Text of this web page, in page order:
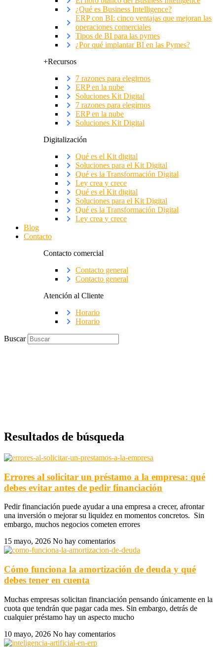
¿Qué es Business Intelligence?
ERP con BI: cinco ventajas que mejoran las
operaciones comerciales
Tipos de BI para las pymes
¿Por qué implantar BI en las Pymes?
+Recursos
7 razones para elegirnos
ERP en la nube
Soluciones Kit Digital
7 razones para elegirnos
ERP en la nube
Soluciones Kit Digital
Digitalización
Qué es el Kit digital
Soluciones para el Kit Digital
Qué es la Transformación Digital
Ley crea y crece
Qué es el Kit digital
Soluciones para el Kit Digital
Qué es la Transformación Digital
Ley crea y crece
Blog
Contacto
Contacto comercial
Contacto general
Contacto general
Atención al Cliente
Horario
Horario
Buscar
Resultados de búsqueda
Errores al solicitar un préstamo a la empresa: qué
debes evitar antes de pedir financiación
Pedir financiación puede ayudar a una empresa a crecer, afrontar
una inversión o mejorar su liquidez en momentos concretos. Sin
embargo, muchos negocios cometen errores
15 mayo, 2026 No hay comentarios
Cómo funciona la amortización de deuda y qué
debes tener en cuenta
Muchas empresas solicitan financiación pensando únicamente en la
cuota que tendrán que pagar cada mes. Sin embargo, detrás de
cualquier préstamo hay un aspecto mucho
10 mayo, 2026 No hay comentarios